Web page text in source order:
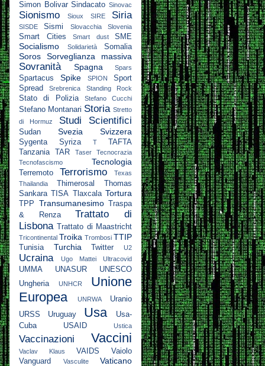
Simon Bolivar Sindacato Sinovac
Sionismo Sioux SIRE Siria
SISDE Sismi Slovacchia Slovenia
Smart Cities Smart dust SME
Socialismo Solidarietà Somalia
Soros Sorveglianza massiva
Sovranità Spagna Spars
Spartacus Spike SPION
Sport
Spread
Srebrenica Standing Rock
Stato di Polizia Stefano Cucchi
Stefano Montanari Storia Stretto
di Hormuz
Studi Scientifici
Sudan Svezia Svizzera
Sygenta Syriza T
TAFTA
Tanzania
TAR Taser
Tecnocrazia
Tecnofascismo
Tecnologia
Terremoto Terrorismo
Texas
Thailandia
Thimerosal
Thomas
Sankara
TISA Tlaxcala Tortura
TPP Transumanesimo
Traspa
& Renza
Trattato di
Lisbona
Trattato di Maastricht
Tricontinental Troika Trombosi TTIP
Tunisia Turchia Twitter U2
Ucraina Ugo Mattei Ultracovid
UMMA UNASUR
UNESCO
Ungheria
UNHCR
Unione
Europea
UNRWA
Uranio
URSS
Uruguay Usa
Usa-
Cuba
USAID Ustica
Vaccinazioni Vaccini
Vaclav Klaus VAIDS
Vaiolo
Vanguard
Vasculite Vaticano